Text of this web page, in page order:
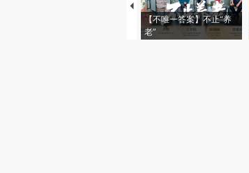
【不唯一答案】不止“养
老”